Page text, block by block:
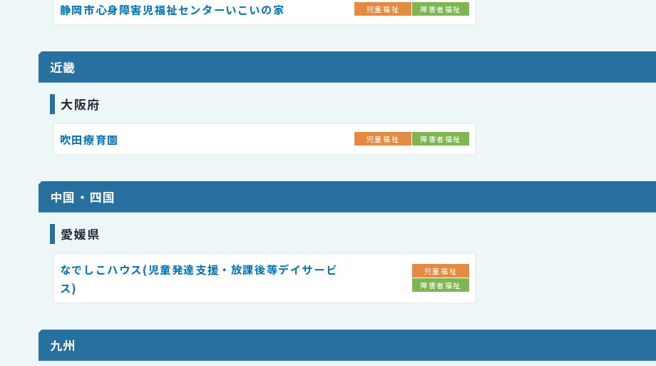
静岡市⼼⾝障害児福祉センターいこいの家 児童福祉 障害者福祉
近畿
大阪府
吹田療育園 児童福祉 障害者福祉
中国・四国
愛媛県
なでしこハウス(児童発達⽀援・放課後等デイサービ
ス)
児童福祉
障害者福祉
九州